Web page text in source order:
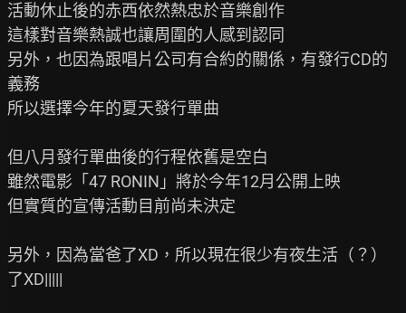
活動休止後的赤西依然熱忠於音樂創作
這樣對音樂熱誠也讓周圍的人感到認同
另外，也因為跟唱片公司有合約的關係，有發行CD的
義務
所以選擇今年的夏天發行單曲
但八月發行單曲後的行程依舊是空白
雖然電影「47 RONIN」將於今年12月公開上映
但實質的宣傳活動目前尚未決定
另外，因為當爸了XD，所以現在很少有夜生活（？）
了XD|||||